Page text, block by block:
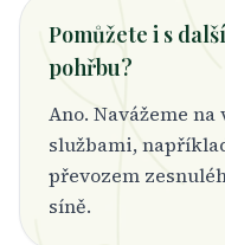
Pomůžete i s
pohřbu?
Ano. Navážeme
službami,
převozem
síně.